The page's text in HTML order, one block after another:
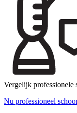
Vergelijk professionele
Nu professioneel